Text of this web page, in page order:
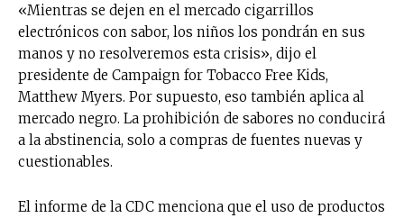
«Mientras se dejen en el mercado cigarrillos
electrónicos con sabor, los niños los pondrán en sus
manos y no resolveremos esta crisis», dijo el
presidente de Campaign for Tobacco Free Kids,
Matthew Myers. Por supuesto, eso también aplica al
mercado negro. La prohibición de sabores no conducirá
a la abstinencia, solo a compras de fuentes nuevas y
cuestionables.
El informe de la CDC menciona que el uso de productos